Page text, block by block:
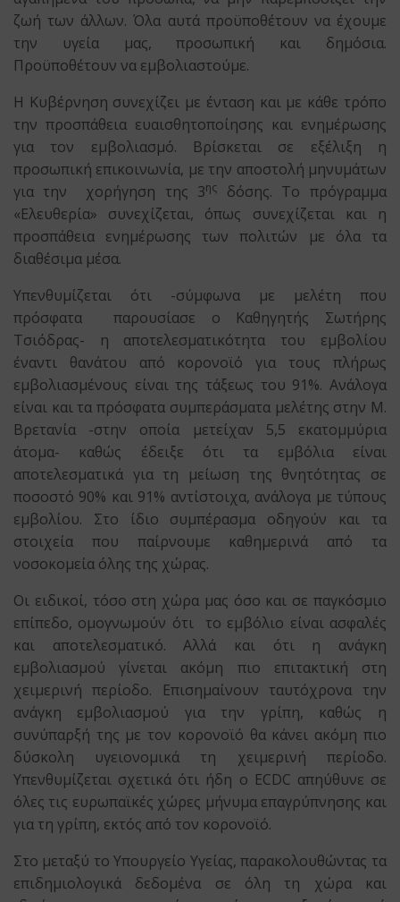
ζωή των άλλων. Όλα αυτά προϋποθέτουν να έχουμε
την υγεία μας, προσωπική και δημόσια.
Προϋποθέτουν να εμβολιαστούμε.
Η Κυβέρνηση συνεχίζει με ένταση και με κάθε τρόπο
την προσπάθεια ευαισθητοποίησης και ενημέρωσης
για τον εμβολιασμό. Βρίσκεται σε εξέλιξη η
προσωπική επικοινωνία, με την αποστολή μηνυμάτων
για την χορήγηση της 3ης
δόσης. Το πρόγραμμα
«Eλευθερία» συνεχίζεται, όπως συνεχίζεται και η
προσπάθεια ενημέρωσης των πολιτών με όλα τα
διαθέσιμα μέσα.
Υπενθυμίζεται ότι -σύμφωνα με μελέτη που
πρόσφατα παρουσίασε ο Καθηγητής Σωτήρης
Τσιόδρας- η αποτελεσματικότητα του εμβολίου
έναντι θανάτου από κορονοϊό για τους πλήρως
εμβολιασμένους είναι της τάξεως του 91%. Ανάλογα
είναι και τα πρόσφατα συμπεράσματα μελέτης στην Μ.
Βρετανία -στην οποία μετείχαν 5,5 εκατομμύρια
άτομα- καθώς έδειξε ότι τα εμβόλια είναι
αποτελεσματικά για τη μείωση της θνητότητας σε
ποσοστό 90% και 91% αντίστοιχα, ανάλογα με τύπους
εμβολίου. Στο ίδιο συμπέρασμα οδηγούν και τα
στοιχεία που παίρνουμε καθημερινά από τα
νοσοκομεία όλης της χώρας.
Οι ειδικοί, τόσο στη χώρα μας όσο και σε παγκόσμιο
επίπεδο, ομογνωμούν ότι το εμβόλιο είναι ασφαλές
και αποτελεσματικό. Αλλά και ότι η ανάγκη
εμβολιασμού γίνεται ακόμη πιο επιτακτική στη
χειμερινή περίοδο. Επισημαίνουν ταυτόχρονα την
ανάγκη εμβολιασμού για την γρίπη, καθώς η
συνύπαρξή της με τον κορονοϊό θα κάνει ακόμη πιο
δύσκολη υγειονομικά τη χειμερινή περίοδο.
Υπενθυμίζεται σχετικά ότι ήδη ο ECDC απηύθυνε σε
όλες τις ευρωπαϊκές χώρες μήνυμα επαγρύπνησης και
για τη γρίπη, εκτός από τον κορονοϊό.
Στο μεταξύ το Υπουργείο Υγείας, παρακολουθώντας τα
επιδημιολογικά δεδομένα σε όλη τη χώρα και